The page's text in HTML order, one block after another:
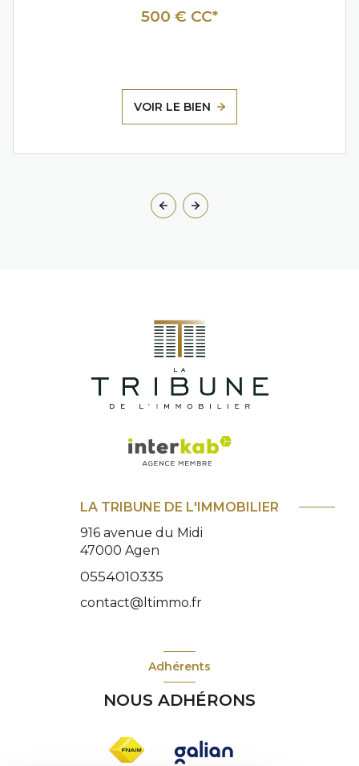
500 € CC*
VOIR LE BIEN
LA TRIBUNE DE L'IMMOBILIER
916 avenue du Midi
47000 Agen
0554010335
contact@ltimmo.fr
Adhérents
NOUS ADHÉRONS